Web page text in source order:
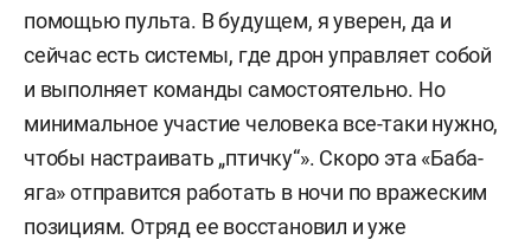
помощью пульта. В будущем, я уверен, да и
сейчас есть системы, где дрон управляет собой
и выполняет команды самостоятельно. Но
минимальное участие человека все-таки нужно,
чтобы настраивать „птичку“». Скоро эта «Баба-
яга» отправится работать в ночи по вражеским
позициям. Отряд ее восстановил и уже